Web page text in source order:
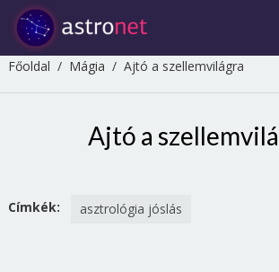
Főoldal / Mágia / Ajtó a szellemvilágra
Ajtó a
Címkék: asztrológia jóslás